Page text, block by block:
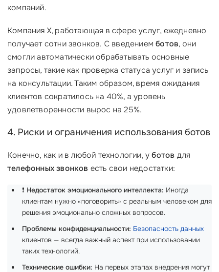
компаний.
Компания X, работающая в сфере услуг, ежедневно
получает сотни звонков. С введениемботов, они
смогли автоматически обрабатывать основные
запросы, такие как проверка статуса услуг и запись
на консультации. Таким образом, время ожидания
клиентов сократилось на 40%, а уровень
удовлетворенности вырос на 25%.
4. Риски и ограничения использования ботов
Конечно, как и в любой технологии, уботов для
телефонных звонков есть свои недостатки:
❗️ Недостаток эмоционального интеллекта: Иногда
клиентам нужно «поговорить» с реальным человеком для
решения эмоционально сложных вопросов.
Проблемы конфиденциальности: Безопасность данных
клиентов — всегда важный аспект при использовании
таких технологий.
Технические ошибки: На первых этапах внедрения могут